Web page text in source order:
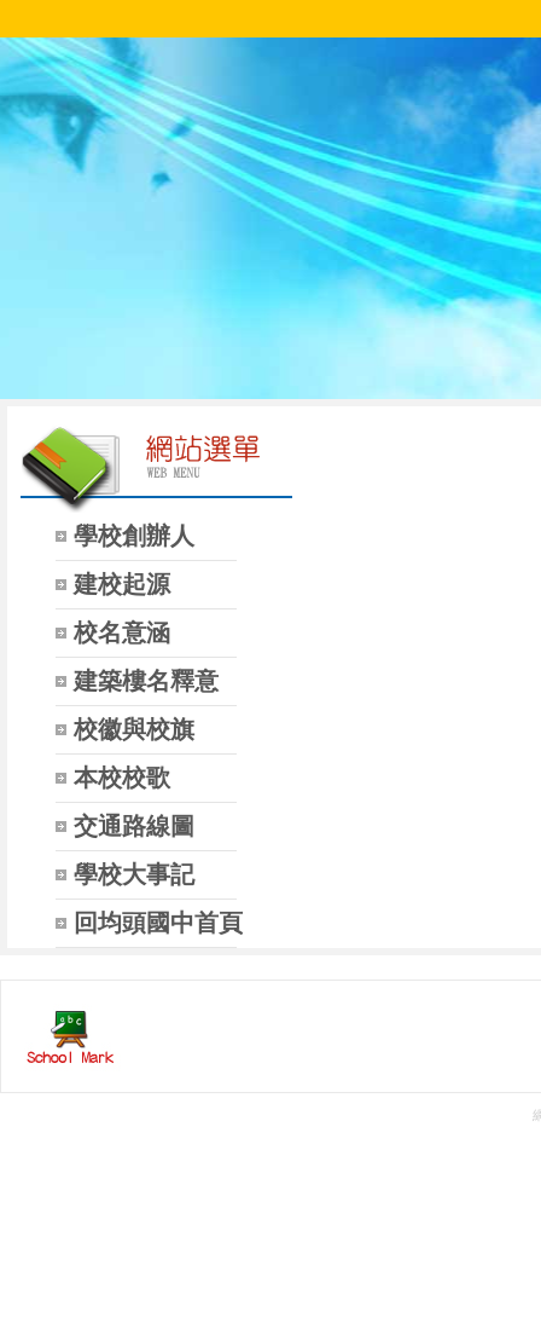
學校創辦人
建校起源
校名意涵
建築樓名釋意
校徽與校旗
本校校歌
交通路線圖
學校大事記
回均頭國中首頁